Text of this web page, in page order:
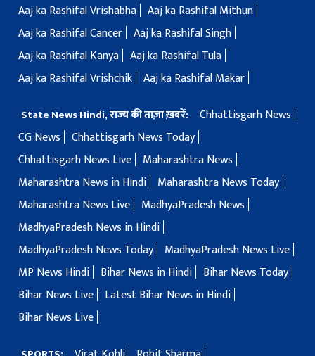
Aaj ka Rashifal Vrishabha Aaj ka Rashifal Mithun
Aaj ka Rashifal Cancer Aaj ka Rashifal Singh
Aaj ka Rashifal Kanya Aaj ka Rashifal Tula
Aaj ka Rashifal Vrishchik Aaj ka Rashifal Makar
State News Hindi, राज्य की ताज़ा ख़बरें:
Chhattisgarh News
CG News
Chhattisgarh News Today
Chhattisgarh News Live
Maharashtra News
Maharashtra News in Hindi
Maharashtra News Today
Maharashtra News Live
MadhyaPradesh News
MadhyaPradesh News in Hindi
MadhyaPradesh News Today
MadhyaPradesh News Live
MP News Hindi
Bihar News in Hindi
Bihar News Today
Bihar News Live
Latest Bihar News in Hindi
Bihar News Live